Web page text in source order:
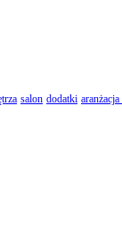
salon dodatki